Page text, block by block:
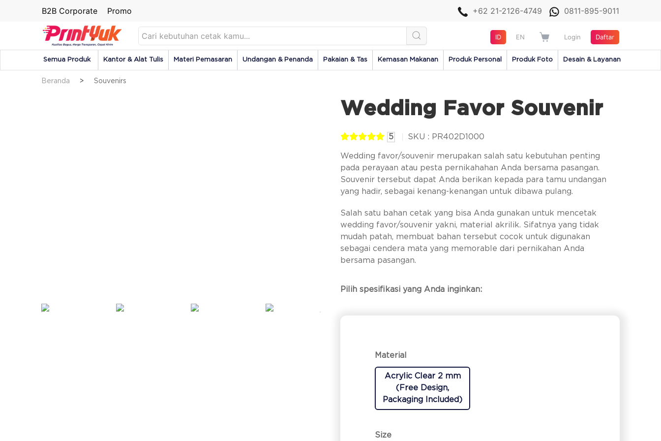
B2B Corporate Promo +62 21-2126-4749 0811-895-9011
ID EN Login Daftar
Semua Produk Kantor & Alat Tulis Materi Pemasaran Undangan & Penanda Pakaian & Tas Kemasan Makanan Produk Personal Produk Foto Desain & Layanan
Beranda Souvenirs
Wedding Favor Souvenir
5 SKU : PR402D1000
Wedding favor/souvenir merupakan salah satu kebutuhan penting
pada perayaan atau pesta pernikahahan Anda bersama pasangan.
Souvenir tersebut dapat Anda berikan kepada para tamu undangan
yang hadir, sebagai kenang-kenangan untuk dibawa pulang.
Salah satu bahan cetak yang bisa Anda gunakan untuk mencetak
wedding favor/souvenir yakni, material akrilik. Sifatnya yang tidak
mudah patah, membuat bahan tersebut cocok untuk digunakan
sebagai cendera mata yang memorable dari pernikahan Anda
bersama pasangan.
Pilih spesifikasi yang Anda inginkan:
Material
Acrylic Clear 2 mm
(Free Design,
Packaging Included)
Size